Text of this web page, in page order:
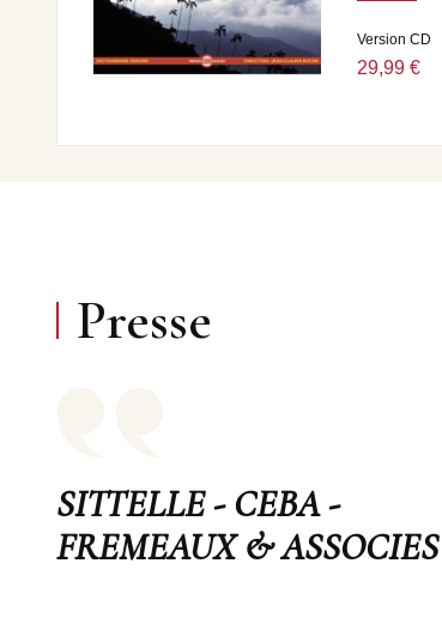
Version CD
29,99 €
Presse
SITTELLE - CEBA -
FREMEAUX & ASSOCIES